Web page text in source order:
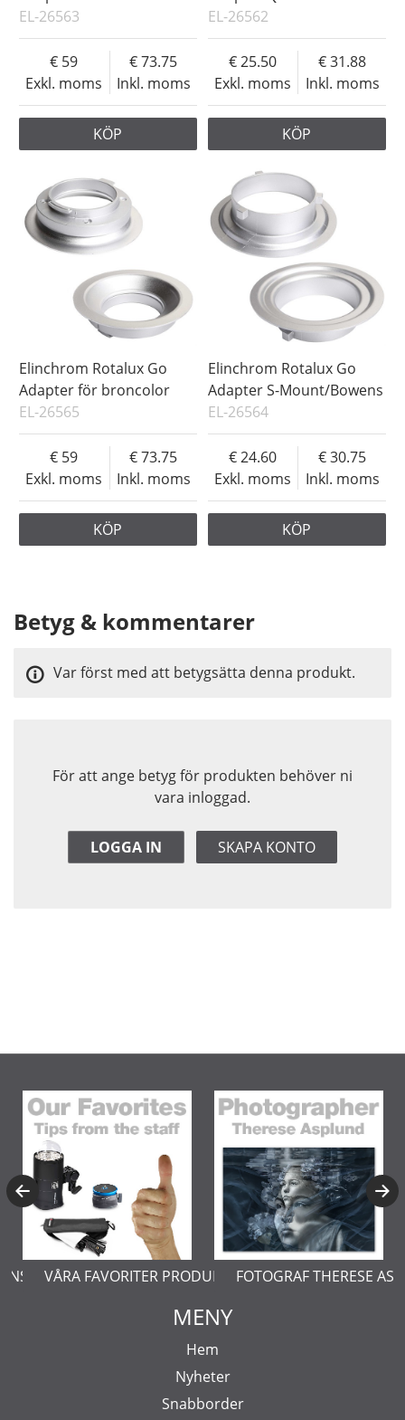
EL-26563
Exkl. moms
59
Inkl. moms
73.75
KÖP
EL-26562
Exkl. moms
25.50
Inkl. moms
31.88
KÖP
Elinchrom Rotalux Go
Adapter för broncolor
EL-26565
Exkl. moms
59
Inkl. moms
73.75
KÖP
Elinchrom Rotalux Go
Adapter S-Mount/Bowens
EL-26564
Exkl. moms
24.60
Inkl. moms
30.75
KÖP
Betyg & kommentarer
För att ange betyg för produkten behöver ni
vara inloggad.
LOGGA IN SKAPA KONTO
Var först med att betygsätta denna produkt.
VÅRA FAVORITER PRODUKTERFOTOGRAF THERESE
MENY
Hem
Nyheter
Snabborder